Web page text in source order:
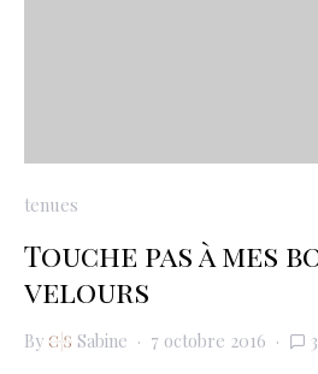
tenues
Touche pas à mes
velours
By Sabine 7 octobre 2016